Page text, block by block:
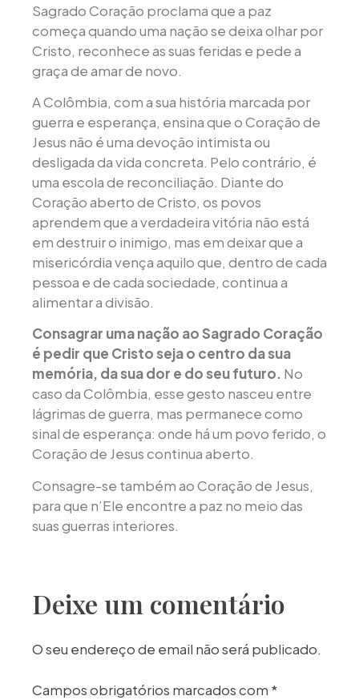
Sagrado Coração proclama que a paz
começa quando uma nação se deixa olhar por
Cristo, reconhece as suas feridas e pede a
graça de amar de novo.
A Colômbia, com a sua história marcada por
guerra e esperança, ensina que o Coração de
Jesus não é uma devoção intimista ou
desligada da vida concreta. Pelo contrário, é
uma escola de reconciliação. Diante do
Coração aberto de Cristo, os povos
aprendem que a verdadeira vitória não está
em destruir o inimigo, mas em deixar que a
misericórdia vença aquilo que, dentro de cada
pessoa e de cada sociedade, continua a
alimentar a divisão.
Consagrar uma nação ao Sagrado Coração
é pedir que Cristo seja o centro da sua
memória, da sua dor e do seu futuro. No
caso da Colômbia, esse gesto nasceu entre
lágrimas de guerra, mas permanece como
sinal de esperança: onde há um povo ferido, o
Coração de Jesus continua aberto.
Consagre-se também ao Coração de Jesus,
para que n’Ele encontre a paz no meio das
suas guerras interiores.
Deixe um comentário
O seu endereço de email não será publicado.
Campos obrigatórios marcados com *